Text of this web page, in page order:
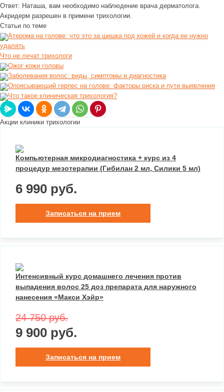
Ответ: Наташа, вам необходимо наблюдение врача дерматолога.
Акридерм разрешен в примени трихологии.
Статьи по теме
Атерома на голове: что это за шишка под кожей и когда ее нужно
удалять
Что не лечат трихологи
Ожог кожи головы
Заболевания волос: виды, симптомы и диагностика
Опоясывающий герпес на голове: факторы риска и пути выявления
Что такое клиническая трихология?
Акции клиники трихологии
Компьютерная микродиагностика + курс из 4
процедур мезотерапии (Гибилан 2 мл, Силики 5 мл)
6 990 руб.
Записаться на прием
Интенсивный курс домашнего лечения против
выпадения волос 25 доз препарата для наружного
нанесения «Макси Хэйр»
24 750 руб.
9 900 руб.
Записаться на прием